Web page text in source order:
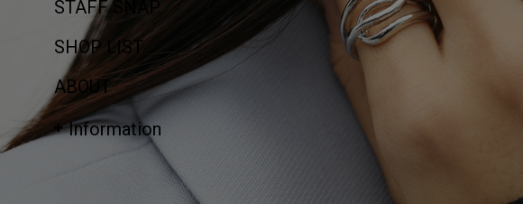
STAFF SNAP
SHOP LIST
ABOUT
Information